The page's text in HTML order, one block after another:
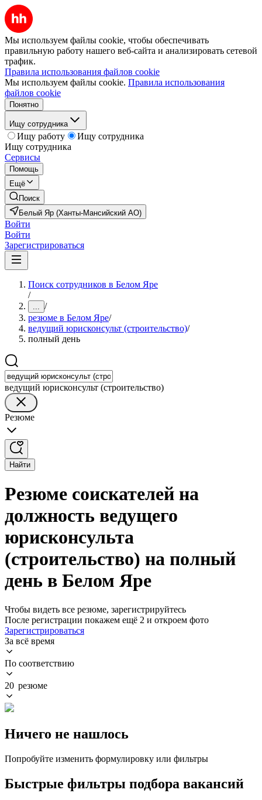
Мы используем файлы cookie, чтобы обеспечивать
правильную работу нашего веб-сайта и анализировать сетевой
трафик.
Правила использования файлов cookie
Мы используем файлы cookie. Правила использования
файлов cookie
Понятно
Ищу сотрудника
Ищу работу
Ищу сотрудника
Ищу сотрудника
Сервисы
Помощь
Ещё
Поиск
Белый Яр (Ханты-Мансийский АО)
Войти
Войти
Зарегистрироваться
Поиск сотрудников в Белом Яре
/
... /
резюме в Белом Яре/
ведущий юрисконсульт (строительство)/
полный день
ведущий юрисконсульт (строительство)
Резюме
Найти
Резюме соискателей на
должность ведущего
юрисконсульта
(строительство) на полный
день в Белом Яре
Чтобы видеть все резюме, зарегистрируйтесь
После регистрации покажем ещё 2 и откроем фото
Зарегистрироваться
За всё время
По соответствию
20 резюме
Ничего не нашлось
Попробуйте изменить формулировку или фильтры
Быстрые фильтры подбора вакансий